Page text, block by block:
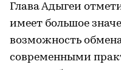
Глава Адыгеи
имеет большое
возможность
современными